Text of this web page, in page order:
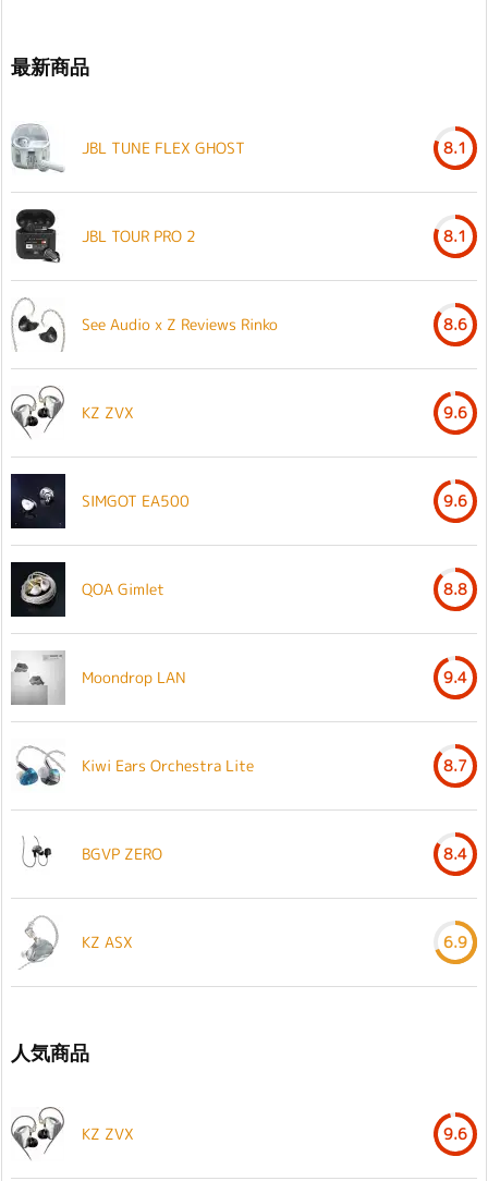
最新商品
JBL TUNE FLEX GHOST 8.1
JBL TOUR PRO 2 8.1
See Audio x Z Reviews Rinko 8.6
KZ ZVX 9.6
SIMGOT EA500 9.6
QOA Gimlet 8.8
Moondrop LAN 9.4
Kiwi Ears Orchestra Lite 8.7
BGVP ZERO 8.4
KZ ASX 6.9
人気商品
KZ ZVX 9.6